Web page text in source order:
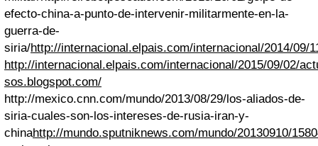
efecto-china-a-punto-de-intervenir-militarmente-en-la-
guerra-de-
siria/http://internacional.elpais.com/internacional/2014/09/
http://internacional.elpais.com/internacional/2015/09/02/
sos.blogspot.com/
http://mexico.cnn.com/mundo/2013/08/29/los-aliados-de-
siria-cuales-son-los-intereses-de-rusia-iran-y-
chinahttp://mundo.sputniknews.com/mundo/20130910/